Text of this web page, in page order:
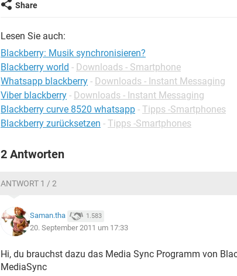
Share
Lesen Sie auch:
Blackberry: Musik synchronisieren?
Blackberry world - Downloads - Smartphone
Whatsapp blackberry - Downloads - Instant Messaging
Viber blackberry - Downloads - Instant Messaging
Blackberry curve 8520 whatsapp - Tipps -Smartphones
Blackberry zurücksetzen - Tipps -Smartphones
2 Antworten
ANTWORT 1 / 2
Saman.tha 1.583
20. September 2011 um 17:33
Hi, du brauchst dazu das Media Sync Programm von
MediaSync